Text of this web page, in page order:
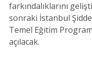
farkındalıklarını
sonraki İstanbul
Temel Eğitim
açılacak.